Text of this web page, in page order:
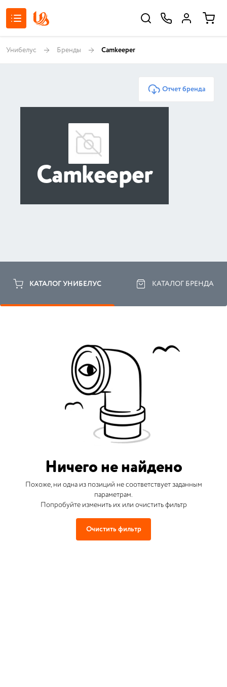
Унибелус Бренды Camkeeper
Отчет бренда
Camkeeper
КАТАЛОГ УНИБЕЛУС КАТАЛОГ БРЕНДА
Ничего не найдено
Похоже, ни одна из позиций не соответствует заданным
параметрам.
Попробуйте изменить их или очистить фильтр
Очистить фильтр